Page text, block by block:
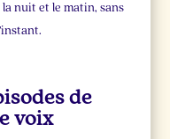
nuit et le matin, sans
de
voix